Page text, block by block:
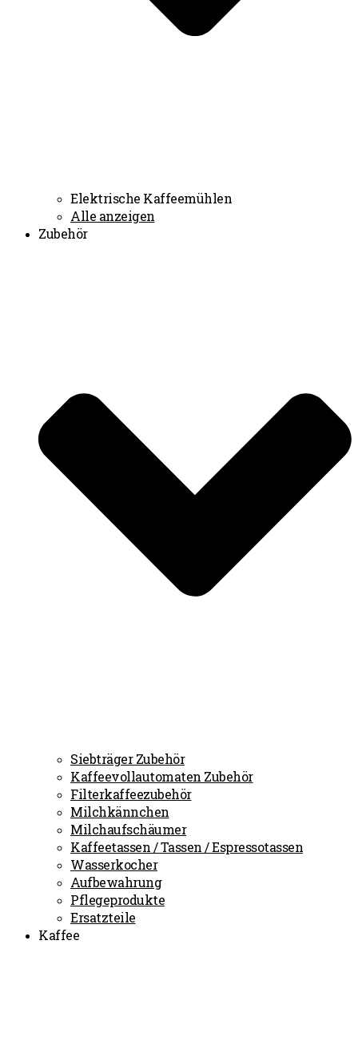
Elektrische Kaffeemühlen
Alle anzeigen
Zubehör
Siebträger Zubehör
Kaffeevollautomaten Zubehör
Filterkaffeezubehör
Milchkännchen
Milchaufschäumer
Kaffeetassen / Tassen / Espressotassen
Wasserkocher
Aufbewahrung
Pflegeprodukte
Ersatzteile
Kaffee